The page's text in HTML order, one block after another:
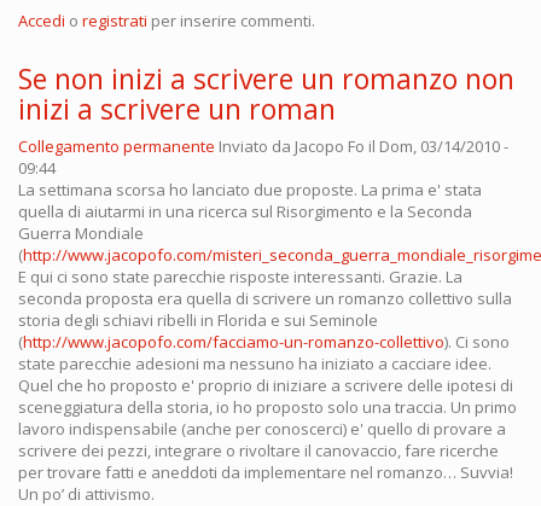
Accedi o registrati per inserire commenti.
Se non inizi a scrivere un romanzo non
inizi a scrivere un roman
Collegamento permanente Inviato da Jacopo Fo il Dom, 03/14/2010 -
09:44
La settimana scorsa ho lanciato due proposte. La prima e' stata
quella di aiutarmi in una ricerca sul Risorgimento e la Seconda
Guerra Mondiale
(http://www.jacopofo.com/
E qui ci sono state parecchie risposte interessanti. Grazie. La
seconda proposta era quella di scrivere un romanzo collettivo sulla
storia degli schiavi ribelli in Florida e sui Seminole
(http://www.jacopofo.com/facciamo-un-romanzo-collettivo). Ci sono
state parecchie adesioni ma nessuno ha iniziato a cacciare idee.
Quel che ho proposto e' proprio di iniziare a scrivere delle ipotesi di
sceneggiatura della storia, io ho proposto solo una traccia. Un primo
lavoro indispensabile (anche per conoscerci) e' quello di provare a
scrivere dei pezzi, integrare o rivoltare il canovaccio, fare ricerche
per trovare fatti e aneddoti da implementare nel romanzo… Suvvia!
Un po’ di attivismo.